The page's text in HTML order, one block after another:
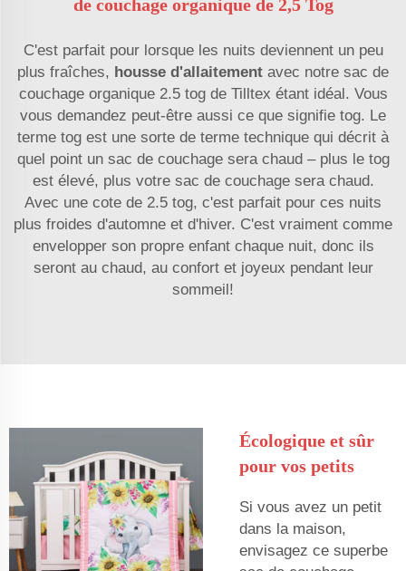
de couchage organique de 2,5 Tog
C'est parfait pour lorsque les nuits deviennent un peu
plus fraîches, housse d'allaitement avec notre sac de
couchage organique 2.5 tog de Tilltex étant idéal. Vous
vous demandez peut-être aussi ce que signifie tog. Le
terme tog est une sorte de terme technique qui décrit à
quel point un sac de couchage sera chaud – plus le tog
est élevé, plus votre sac de couchage sera chaud.
Avec une cote de 2.5 tog, c'est parfait pour ces nuits
plus froides d'automne et d'hiver. C'est vraiment comme
envelopper son propre enfant chaque nuit, donc ils
seront au chaud, au confort et joyeux pendant leur
sommeil!
Écologique et sûr
pour vos petits
Si vous avez un petit
dans la maison,
envisagez ce superbe